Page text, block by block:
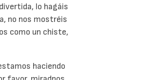
lo hagáis
no nos mostréis
como un chiste,
haciendo